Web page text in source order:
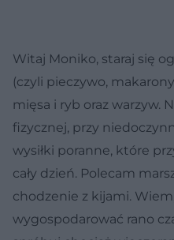
Witaj Moniko, staraj się
(czyli pieczywo,
mięsa i ryb oraz warzyw.
fizycznej, przy
wysiłki poranne, które
cały dzień. Polecam
chodzenie z kijami.
wygospodarować rano